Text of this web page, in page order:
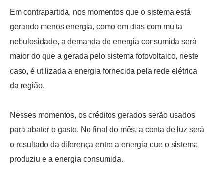
Em contrapartida, nos momentos que o sistema está
gerando menos energia, como em dias com muita
nebulosidade, a demanda de energia consumida será
maior do que a gerada pelo sistema fotovoltaico, neste
caso, é utilizada a energia fornecida pela rede elétrica
da região.
Nesses momentos, os créditos gerados serão usados
para abater o gasto. No final do mês, a conta de luz será
o resultado da diferença entre a energia que o sistema
produziu e a energia consumida.